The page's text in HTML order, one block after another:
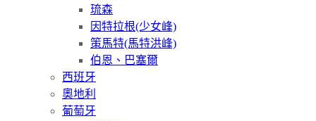
琉森
因特拉根(少女峰)
策馬特(馬特洪峰)
伯恩、巴塞爾
西班牙
奧地利
葡萄牙